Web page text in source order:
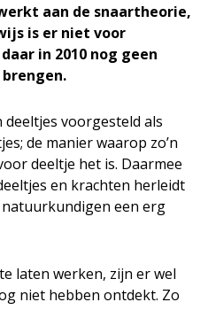
aan de snaartheorie,
is er niet voor
in 2010 nog geen
voorgesteld als
de manier waarop zo’n
deeltje het is. Daarmee
en krachten herleidt
een erg
laten werken, zijn er wel
niet hebben ontdekt. Zo